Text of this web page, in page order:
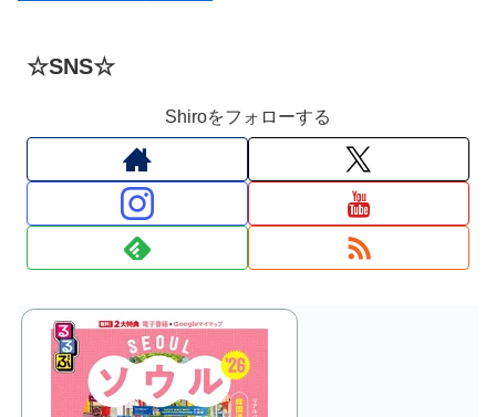
☆SNS☆
Shiroをフォローする